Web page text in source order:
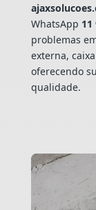
WhatsApp 11
problemas
externa,
oferecendo
qualidade.